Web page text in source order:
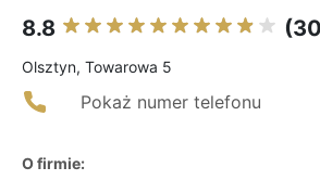
8.8
Olsztyn, Towarowa 5
Pokaż numer telefonu
O firmie: